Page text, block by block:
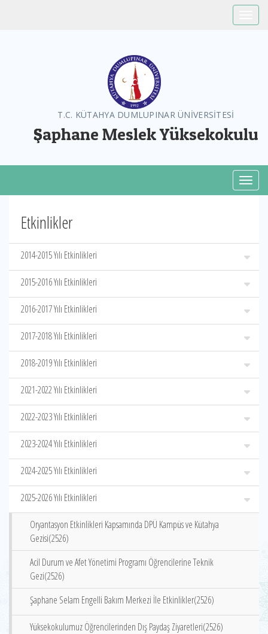
T.C. KÜTAHYA DUMLUPINAR ÜNİVERSİTESİ
Şaphane Meslek Yüksekokulu
Etkinlikler
2014-2015 Yılı Etkinlikleri
2015-2016 Yılı Etkinlikleri
2016-2017 Yılı Etkinlikleri
2017-2018 Yılı Etkinlikleri
2018-2019 Yılı Etkinlikleri
2021-2022 Yılı Etkinlikleri
2022-2023 Yılı Etkinlikleri
2023-2024 Yılı Etkinlikleri
2024-2025 Yılı Etkinlikleri
2025-2026 Yılı Etkinlikleri
Oryantasyon Etkinlikleri Kapsamında DPÜ Kampüs ve Kütahya
Gezisi(2526)
Acil Durum ve Afet Yönetimi Programı Öğrencilerine Teknik
Gezi(2526)
Şaphane Selam Engelli Bakım Merkezi İle Etkinlikler(2526)
Yüksekokulumuz Öğrencilerinden Dış Paydaş Ziyaretleri(2526)